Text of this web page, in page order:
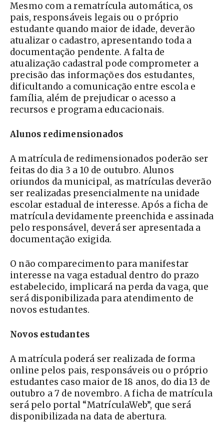
Mesmo com a rematrícula automática, os
pais, responsáveis legais ou o próprio
estudante quando maior de idade, deverão
atualizar o cadastro, apresentando toda a
documentação pendente. A falta de
atualização cadastral pode comprometer a
precisão das informações dos estudantes,
dificultando a comunicação entre escola e
família, além de prejudicar o acesso a
recursos e programa educacionais.
Alunos redimensionados
A matrícula de redimensionados poderão ser
feitas do dia 3 a 10 de outubro. Alunos
oriundos da municipal, as matrículas deverão
ser realizadas presencialmente na unidade
escolar estadual de interesse. Após a ficha de
matrícula devidamente preenchida e assinada
pelo responsável, deverá ser apresentada a
documentação exigida.
O não comparecimento para manifestar
interesse na vaga estadual dentro do prazo
estabelecido, implicará na perda da vaga, que
será disponibilizada para atendimento de
novos estudantes.
Novos estudantes
A matrícula poderá ser realizada de forma
online pelos pais, responsáveis ou o próprio
estudantes caso maior de 18 anos, do dia 13 de
outubro a 7 de novembro. A ficha de matrícula
será pelo portal “MatrículaWeb”, que será
disponibilizada na data de abertura.